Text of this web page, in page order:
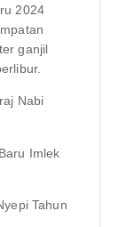
2024
ganjil
Nabi
Imlek
Tahun